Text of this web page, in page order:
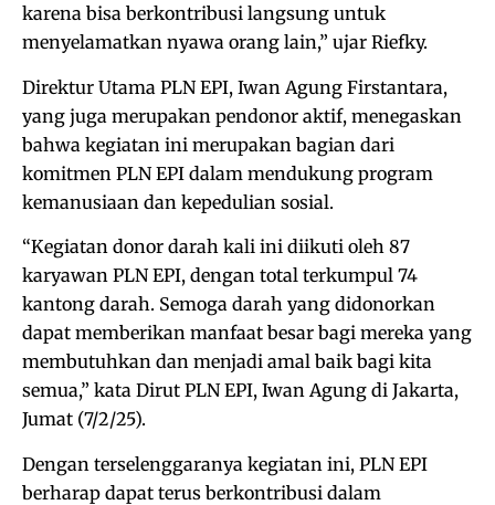
karena bisa berkontribusi langsung untuk
menyelamatkan nyawa orang lain,” ujar Riefky.
Direktur Utama PLN EPI, Iwan Agung Firstantara,
yang juga merupakan pendonor aktif, menegaskan
bahwa kegiatan ini merupakan bagian dari
komitmen PLN EPI dalam mendukung program
kemanusiaan dan kepedulian sosial.
“Kegiatan donor darah kali ini diikuti oleh 87
karyawan PLN EPI, dengan total terkumpul 74
kantong darah. Semoga darah yang didonorkan
dapat memberikan manfaat besar bagi mereka yang
membutuhkan dan menjadi amal baik bagi kita
semua,” kata Dirut PLN EPI, Iwan Agung di Jakarta,
Jumat (7/2/25).
Dengan terselenggaranya kegiatan ini, PLN EPI
berharap dapat terus berkontribusi dalam